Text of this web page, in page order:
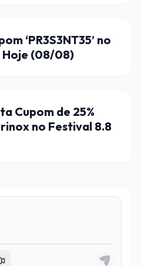
‘PR3S3NT35’ no
Hoje (08/08)
Cupom de 25%
no Festival 8.8